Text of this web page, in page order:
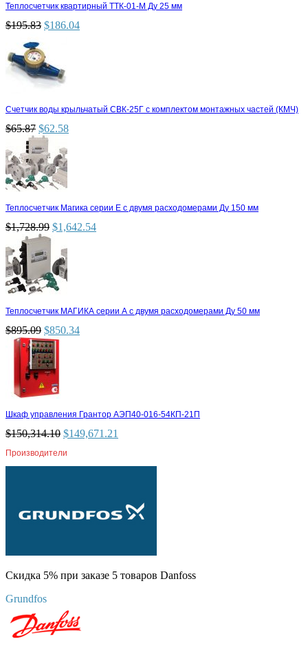
Теплосчетчик квартирный ТТК-01-М Ду 25 мм
$195.83 $186.04
Счетчик воды крыльчатый СВК-25Г с комплектом монтажных частей (КМЧ)
$65.87 $62.58
Теплосчетчик Магика серии Е с двумя расходомерами Ду 150 мм
$1,728.99 $1,642.54
Теплосчетчик МАГИКА серии А с двумя расходомерами Ду 50 мм
$895.09 $850.34
Шкаф управления Грантор АЭП40-016-54КП-21П
$150,314.10 $149,671.21
Производители
Скидка 5% при заказе 5 товаров Danfoss
Grundfos